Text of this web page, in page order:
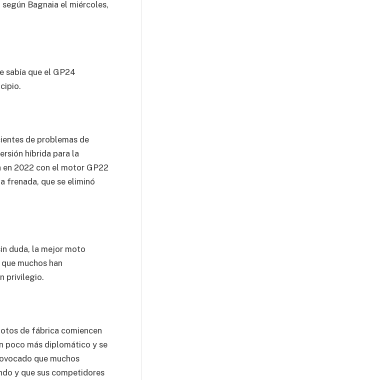
Bagnaia el miércoles,
sabía que el GP24
de problemas de
híbrida para la
2022 con el motor GP22
frenada, que se eliminó
duda, la mejor moto
muchos han
privilegio.
de fábrica comiencen
poco más diplomático y se
que muchos
y que sus competidores